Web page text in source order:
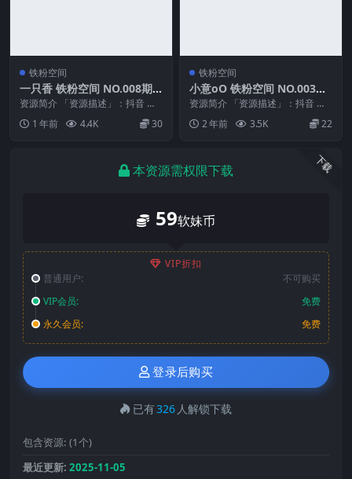
铁粉空间
一只香 铁粉空间 NO.008期
最新至：2025.2.21
资源简介 「资源描述」：抖音 一
只香 铁粉空间 NO.008期 【6P10
V】最...
1 年前 4.4K 30
铁粉空间
小意oO 铁粉空间 NO.003期
最新至：2024.12.12
资源简介 「资源描述」：抖音 小
意oO 铁粉空间 NO.003期 【52
P】最新...
2 年前 3.5K 22
下载
本资源需权限下载
59软妹币
VIP折扣
普通用户:
不可购买
VIP会员:
免费
永久会员:
免费
登录后购买
已有326 人解锁下载
包含资源: (1个)
最近更新: 2025-11-05